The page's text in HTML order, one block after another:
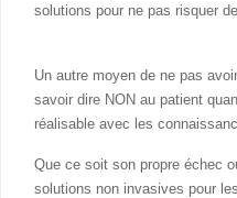
solutions pour ne pas risquer
Un autre moyen de ne pas
savoir dire NON au patient
réalisable avec les
Que ce soit son propre échec
solutions non invasives pour